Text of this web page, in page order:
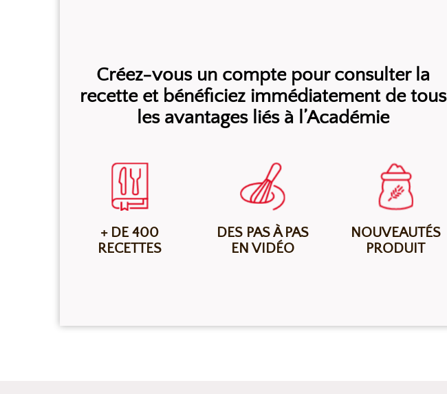
Créez-vous un compte pour consulter la
recette et bénéficiez immédiatement de tous
les avantages liés à l’Académie
+ DE 400
RECETTES
DES PAS À PAS
EN VIDÉO
NOUVEAUTÉS
PRODUIT